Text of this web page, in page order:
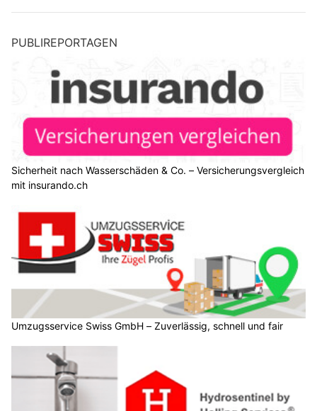
PUBLIREPORTAGEN
Sicherheit nach Wasserschäden & Co. – Versicherungsvergleich
mit insurando.ch
Umzugsservice Swiss GmbH – Zuverlässig, schnell und fair